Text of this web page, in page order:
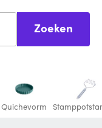
Zoeken
Quichevorm